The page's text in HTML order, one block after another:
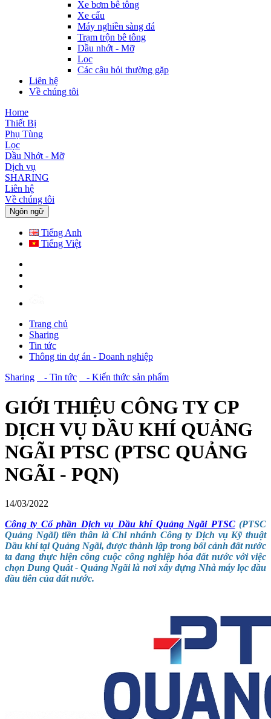
Xe bơm bê tông
Xe cẩu
Máy nghiền sàng đá
Trạm trộn bê tông
Dầu nhớt - Mỡ
Lọc
Các câu hỏi thường gặp
Liên hệ
Về chúng tôi
Home
Thiết Bị
Phụ Tùng
Lọc
Dầu Nhớt - Mỡ
Dịch vụ
SHARING
Liên hệ
Về chúng tôi
Ngôn ngữ
Tiếng Anh
Tiếng Việt
Trang chủ
Sharing
Tin tức
Thông tin dự án - Doanh nghiệp
Sharing
- Tin tức - Kiến thức sản phẩm
GIỚI THIỆU CÔNG TY CP
DỊCH VỤ DẦU KHÍ QUẢNG
NGÃI PTSC (PTSC QUẢNG
NGÃI - PQN)
14/03/2022
Công ty Cổ phần Dịch vụ Dầu khí Quảng Ngãi PTSC(PTSC
Quảng Ngãi) tiền thân là Chi nhánh Công ty Dịch vụ Kỹ thuật
Dầu khí tại Quảng Ngãi, được thành lập trong bối cảnh đất nước
ta đang thực hiện công cuộc công nghiệp hóa đất nước với việc
chọn Dung Quất - Quảng Ngãi là nơi xây dựng Nhà máy lọc dầu
đầu tiên của đất nước.